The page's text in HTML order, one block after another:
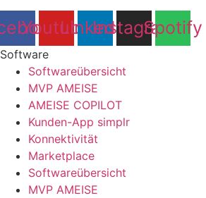
YoutubeLinkedin
Instagram
Spotify
Software
Softwareübersicht
MVP AMEISE
AMEISE COPILOT
Kunden-App simplr
Konnektivität
Marketplace
Softwareübersicht
MVP AMEISE